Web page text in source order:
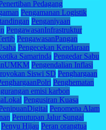
Pedagang
Pengamanan Logistik
Penganiyaan
PengawasanInfrastruktur
PengawasanPangan
Pengecekan Kendaraan
Samarinda Pengedar Sabu
Pengendalian Inflasi
Siswi SD Penghargaan
Penghematan
emisi karbon
Pengusiran Kuasa
Penomena Alam
Penutupan Jalur Sungai
Penyu Hijau Peran orangtua